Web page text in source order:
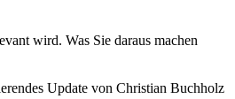
wird. Was Sie daraus machen
Update von Christian Buchholz